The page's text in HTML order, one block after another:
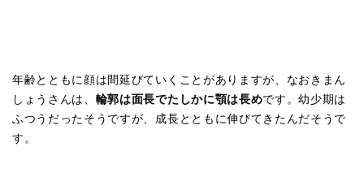
年齢とともに顔は間延びていくことがありますが、なおきまん
しょうさんは、 輪郭は面長でたしかに顎は長めです。幼少期は
ふつうだったそうですが、成長とともに伸びてきたんだそうで
す。